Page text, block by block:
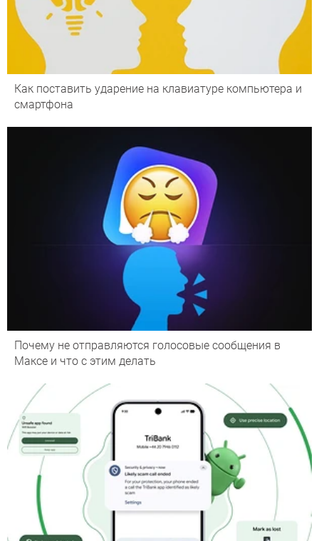
Как поставить ударение на клавиатуре компьютера и
смартфона
Почему не отправляются голосовые сообщения в
Максе и что с этим делать